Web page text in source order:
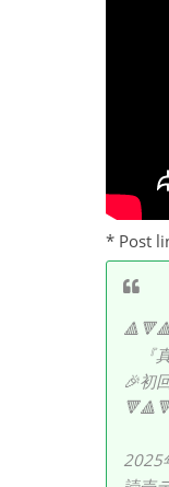
* Post
『真
🎉初
2025